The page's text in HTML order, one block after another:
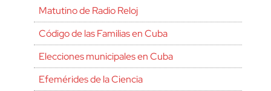
Matutino de Radio Reloj
Código de las Familias en Cuba
Elecciones municipales en Cuba
Efemérides de la Ciencia